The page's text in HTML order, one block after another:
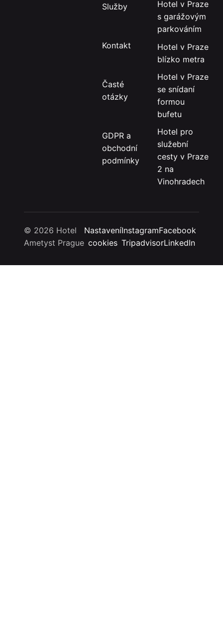
Služby
Kontakt
Časté
otázky
GDPR a
obchodní
podmínky
Hotel v Praze
s garážovým
parkováním
Hotel v Praze
blízko metra
Hotel v Praze
se snídaní
formou
bufetu
Hotel pro
služební
cesty v Praze
2 na
Vinohradech
© 2026 Hotel
Ametyst Prague
Nastavení
cookies
InstagramFacebook
TripadvisorLinkedIn